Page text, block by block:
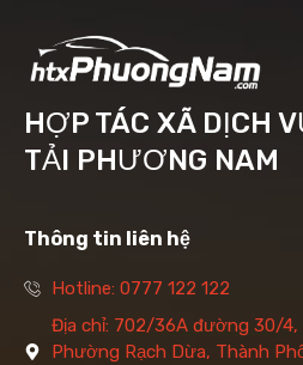
HỢP TÁC XÃ DỊCH
TẢI PHƯƠNG NAM
Thông tin liên hệ
Hotline: 0777 122 122
Địa chỉ: 702/36A đường 30/4,
Phường Rạch Dừa, Thành